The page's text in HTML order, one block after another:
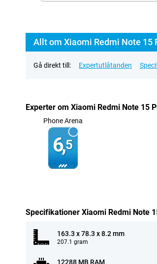
Allt om Xiaomi Redmi Note 15
Gå direkt till: Expertutlåtanden
Experter om Xiaomi Redmi Note 15
Phone Arena
6,5
Specifikationer Xiaomi Redmi Note
163.3 x 78.3 x 8.2 mm
207.1 gram
12288 MB RAM